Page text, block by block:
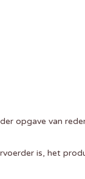
opgave van
is, het